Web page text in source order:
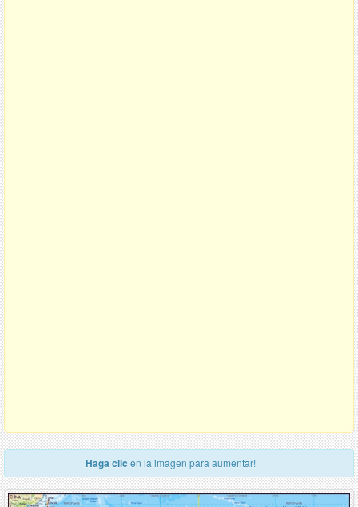
Haga clic en la imagen para aumentar!